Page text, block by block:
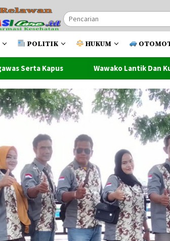
POLITIK HUKUM
Wawako Lantik Dan Kukuhkan Pengurus